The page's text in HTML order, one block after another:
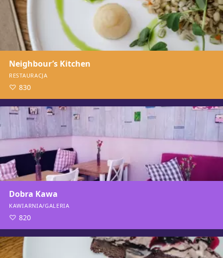
Neighbour’s Kitchen
RESTAURACJA
830
Dobra Kawa
KAWIARNIA/GALERIA
820